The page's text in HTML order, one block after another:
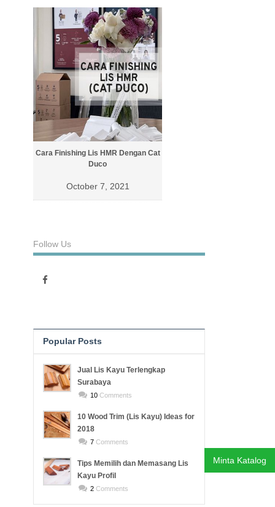
Cara Finishing Lis HMR Dengan Cat
Duco
October 7, 2021
Follow Us
Popular Posts
Recent PostsJual Lis Kayu Terlengkap
Surabaya
10Comments
10 Wood Trim (Lis Kayu) Ideas for
2018
7Comments
Tips Memilih dan Memasang Lis
Kayu Profil
2Comments
Minta Katalog